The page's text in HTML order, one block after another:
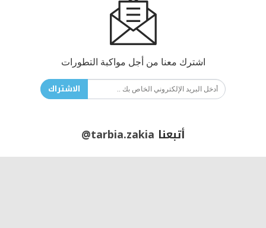
اشترك معنا من أجل مواكبة التطورات
الاشتراك
أتبعنا @tarbia.zakia